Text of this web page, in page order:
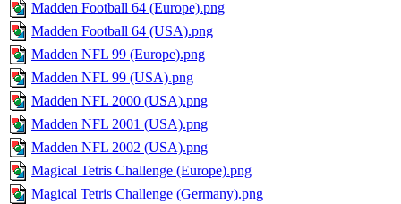
Madden Football 64 (Europe).png
Madden Football 64 (USA).png
Madden NFL 99 (Europe).png
Madden NFL 99 (USA).png
Madden NFL 2000 (USA).png
Madden NFL 2001 (USA).png
Madden NFL 2002 (USA).png
Magical Tetris Challenge (Europe).png
Magical Tetris Challenge (Germany).png